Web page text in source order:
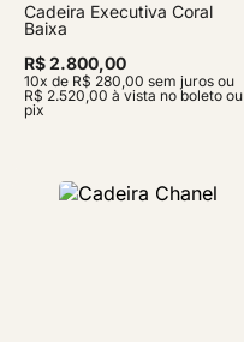
Cadeira Executiva Coral
Baixa
R$ 2.800,00
10x de R$ 280,00 sem juros ou
R$ 2.520,00 à vista no boleto ou
pix